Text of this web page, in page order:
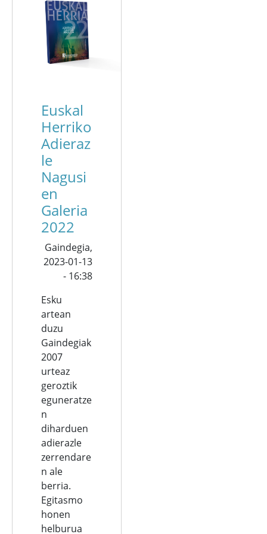
Euskal
Herriko
Adieraz
le
Nagusi
en
Galeria
2022
Gaindegia,
2023-01-13
- 16:38
Esku
artean
duzu
Gaindegiak
2007
urteaz
geroztik
eguneratze
n
diharduen
adierazle
zerrendare
n ale
berria.
Egitasmo
honen
helburua